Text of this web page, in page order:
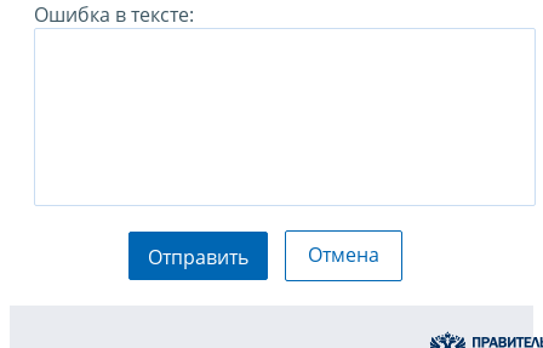
Ошибка в тексте:
Отправить Отмена